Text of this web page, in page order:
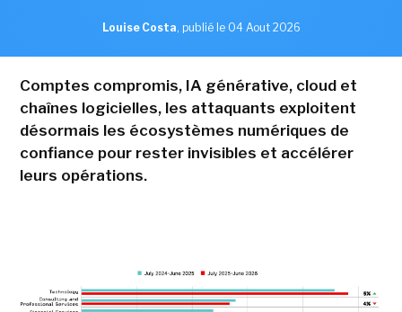
Louise Costa, publié le 04 Aout 2026
Comptes compromis, IA générative, cloud et
chaînes logicielles, les attaquants exploitent
désormais les écosystèmes numériques de
confiance pour rester invisibles et accélérer
leurs opérations.